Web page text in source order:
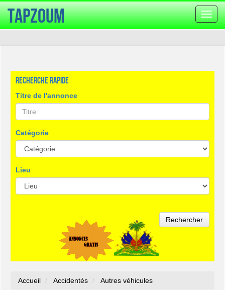
la
TapZoum
Recherche rapide
Titre de l'annonce
Catégorie
Lieu
Rechercher
Accueil Accidentés Autres véhicules